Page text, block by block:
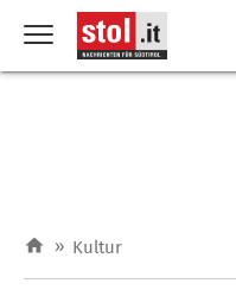
» Kultur